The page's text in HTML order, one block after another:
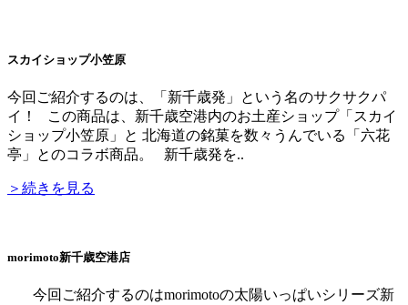
スカイショップ小笠原
今回ご紹介するのは、「新千歳発」という名のサクサクパ
イ！ この商品は、新千歳空港内のお土産ショップ「スカイ
ショップ小笠原」と 北海道の銘菓を数々うんでいる「六花
亭」とのコラボ商品。 新千歳発を..
＞続きを見る
morimoto新千歳空港店
今回ご紹介するのはmorimotoの太陽いっぱいシリーズ新